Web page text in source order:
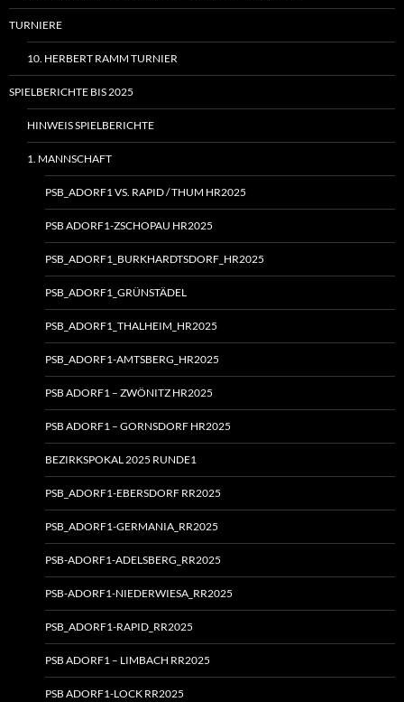
TURNIERE
10. HERBERT RAMM TURNIER
SPIELBERICHTE BIS 2025
HINWEIS SPIELBERICHTE
1. MANNSCHAFT
PSB_ADORF1 VS. RAPID / THUM HR2025
PSB ADORF1-ZSCHOPAU HR2025
PSB_ADORF1_BURKHARDTSDORF_HR2025
PSB_ADORF1_GRÜNSTÄDEL
PSB_ADORF1_THALHEIM_HR2025
PSB_ADORF1-AMTSBERG_HR2025
PSB ADORF1 – ZWÖNITZ HR2025
PSB ADORF1 – GORNSDORF HR2025
BEZIRKSPOKAL 2025 RUNDE1
PSB_ADORF1-EBERSDORF RR2025
PSB_ADORF1-GERMANIA_RR2025
PSB-ADORF1-ADELSBERG_RR2025
PSB-ADORF1-NIEDERWIESA_RR2025
PSB_ADORF1-RAPID_RR2025
PSB ADORF1 – LIMBACH RR2025
PSB ADORF1-LOCK RR2025